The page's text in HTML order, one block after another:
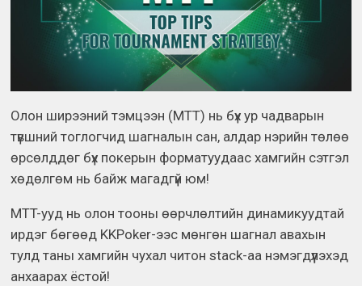
Олон ширээний тэмцээн (MTT) нь бүх ур чадварын
түвшний тоглогчид шагналын сан, алдар нэрийн төлөө
өрсөлддөг бүх покерын форматуудаас хамгийн сэтгэл
хөдөлгөм нь байж магадгүй юм!
MTT-ууд нь олон тооны өөрчлөлтийн динамикуудтай
ирдэг бөгөөд KKPoker-ээс мөнгөн шагнал авахын
тулд таны хамгийн чухал читон stack-aa нэмэгдүүлэхэд
анхаарах ёстой!